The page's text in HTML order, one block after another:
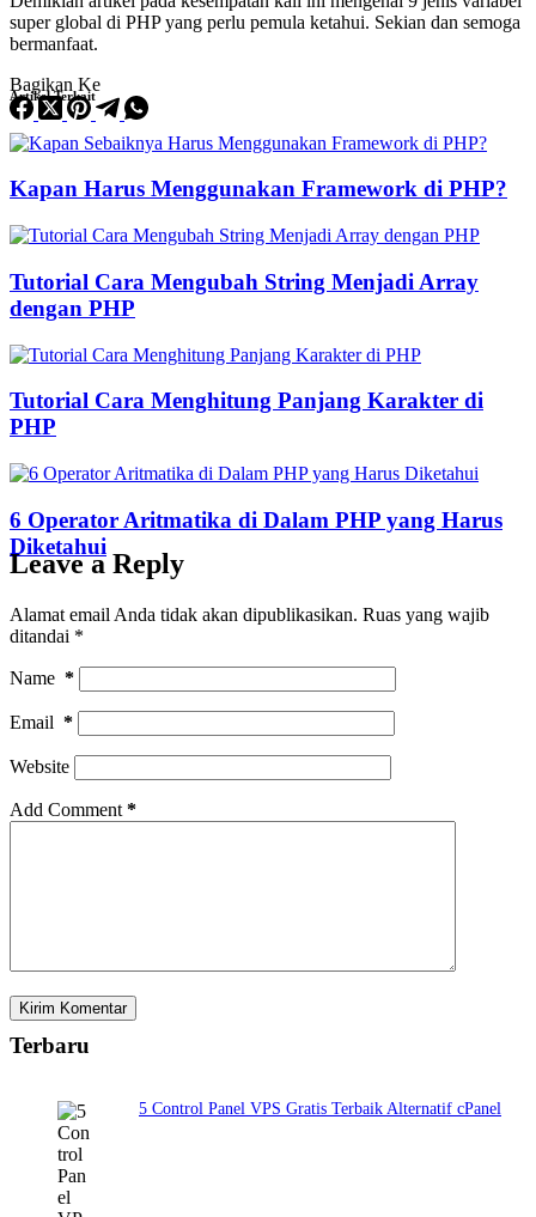
super global di PHP yang perlu pemula ketahui. Sekian dan semoga
bermanfaat.
Bagikan Ke
Artikel Terkait
Kapan Harus Menggunakan Framework di PHP?
Tutorial Cara Mengubah String Menjadi Array
dengan PHP
Tutorial Cara Menghitung Panjang Karakter di
PHP
6 Operator Aritmatika di Dalam PHP yang Harus
Diketahui
Leave a Reply
Alamat email Anda tidak akan dipublikasikan. Ruas yang wajib
ditandai *
Name *
Email *
Website
Add Comment *
Kirim Komentar
Terbaru
5 Control Panel VPS Gratis Terbaik Alternatif cPanel